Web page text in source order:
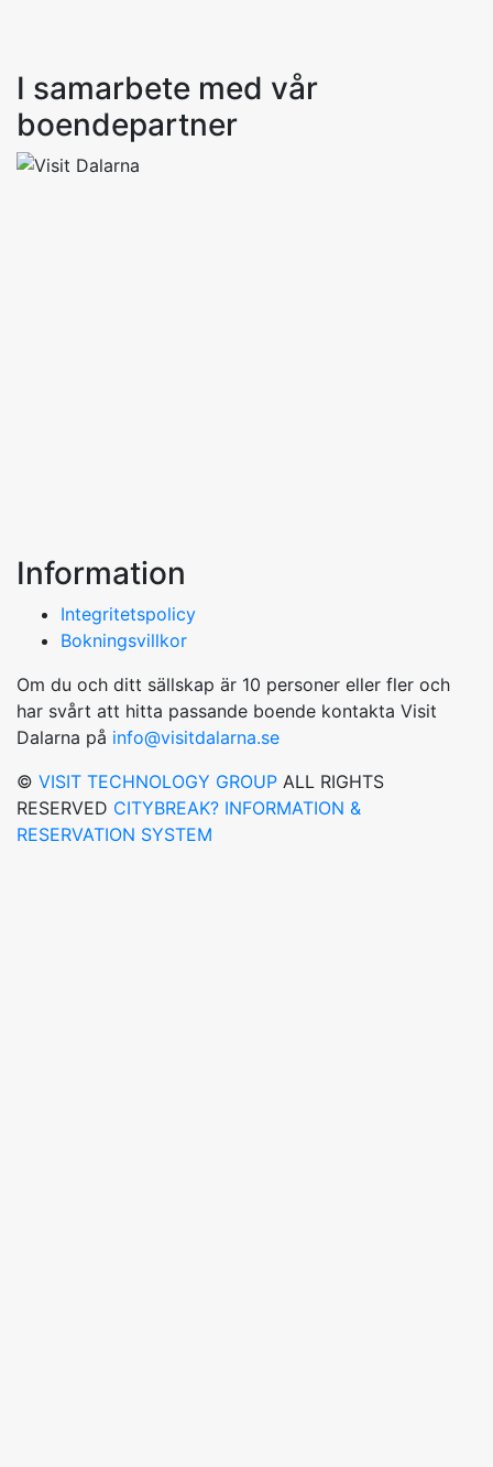
I samarbete med vår
boendepartner
Information
Integritetspolicy
Bokningsvillkor
Om du och ditt sällskap är 10 personer eller fler och
har svårt att hitta passande boende kontakta Visit
Dalarna på info@visitdalarna.se
© VISIT TECHNOLOGY GROUP ALL RIGHTS
RESERVED CITYBREAK? INFORMATION &
RESERVATION SYSTEM